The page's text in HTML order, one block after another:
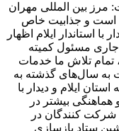
بین المللی مهران
است و جذابیت خاص
استاندار ایلام اظهار
مسئول کمیته
تمام تلاش ما خدمات
به سال‌های گذشته به
ایلام و دیدار با
هماهنگی‌ بیشتر در
کنندگان در
ستاد بازسازی